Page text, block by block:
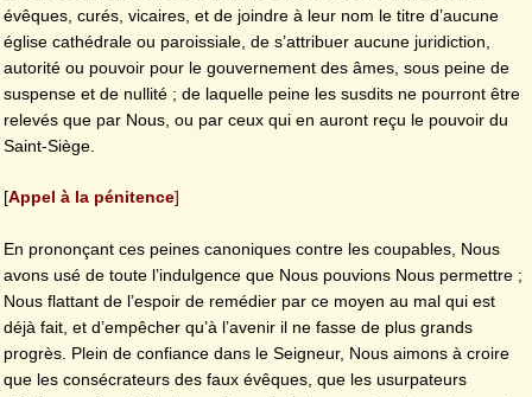
évêques, curés, vicaires, et de joindre à leur nom le titre d’aucune
église cathédrale ou paroissiale, de s’attribuer aucune juridiction,
autorité ou pouvoir pour le gouvernement des âmes, sous peine de
suspense et de nullité ; de laquelle peine les susdits ne pourront être
relevés que par Nous, ou par ceux qui en auront reçu le pouvoir du
Saint-Siège.
[Appel à la pénitence]
En prononçant ces peines canoniques contre les coupables, Nous
avons usé de toute l’indulgence que Nous pouvions Nous permettre ;
Nous flattant de l’espoir de remédier par ce moyen au mal qui est
déjà fait, et d’empêcher qu’à l’avenir il ne fasse de plus grands
progrès. Plein de confiance dans le Seigneur, Nous aimons à croire
que les consécrateurs des faux évêques, que les usurpateurs